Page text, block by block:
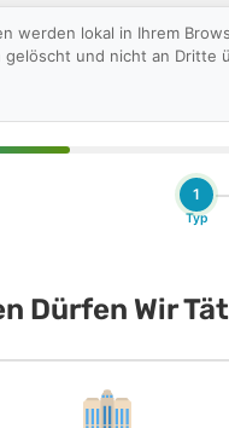
werden lokal in Ihrem
gelöscht und nicht an Dritte
1
Typ
Dürfen Wir